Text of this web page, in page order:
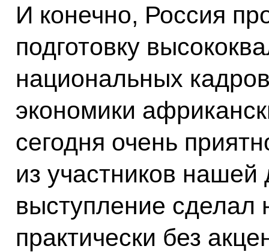
И конечно, Россия
подготовку
национальных
экономики
сегодня очень
из участников нашей
выступление сделал
практически без